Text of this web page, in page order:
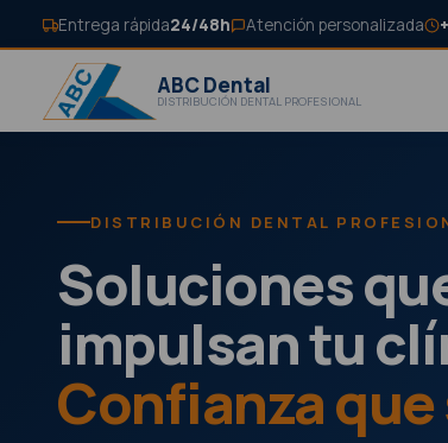
Entrega rápida24/48h Atención personalizada
ABC Dental
DISTRIBUCIÓN DENTAL PROFESIONAL
DISTRIBUCIÓN DENTAL
Soluciones
impulsan tu
Confianza